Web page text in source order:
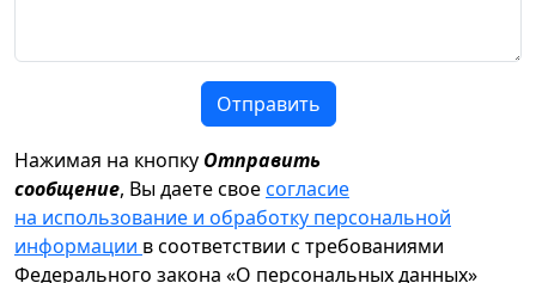
Отправить
Нажимая на кнопку Отправить
сообщение, Вы даете своесогласие
на использование и обработку персональной
информации в соответствии с требованиями
Федерального закона «О персональных данных»